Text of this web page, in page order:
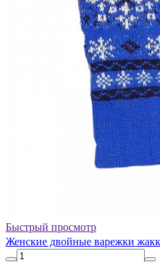
Быстрый просмотр
Женские двойные варежки